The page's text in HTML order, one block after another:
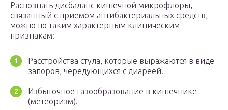
Распознать дисбаланс кишечной микрофлоры,
связанный с приемом антибактериальных средств,
можно по таким характерным клиническим
признакам:
Расстройства стула, которые выражаются в виде
запоров, чередующихся с диареей.
Избыточное газообразование в кишечнике
(метеоризм).